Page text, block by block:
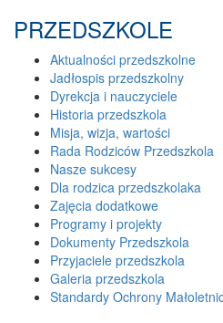
PRZEDSZKOLE
Aktualności przedszkolne
Jadłospis przedszkolny
Dyrekcja i nauczyciele
Historia przedszkola
Misja, wizja, wartości
Rada Rodziców Przedszkola
Nasze sukcesy
Dla rodzica przedszkolaka
Zajęcia dodatkowe
Programy i projekty
Dokumenty Przedszkola
Przyjaciele przedszkola
Galeria przedszkola
Standardy Ochrony